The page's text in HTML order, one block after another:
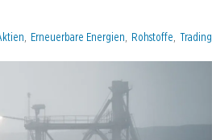
Erneuerbare Energien Rohstoffe Trading